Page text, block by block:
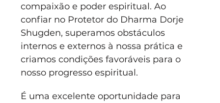
compaixão e poder espiritual. Ao
confiar no Protetor do Dharma Dorje
Shugden, superamos obstáculos
internos e externos à nossa prática e
criamos condições favoráveis para o
nosso progresso espiritual.
É uma excelente oportunidade para